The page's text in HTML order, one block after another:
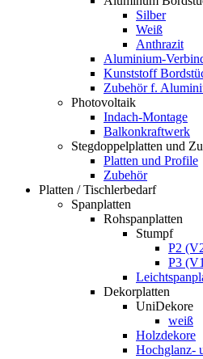
Silber
Weiß
Anthrazit
Aluminium-
Kunststoff
Zubehör f.
Photovoltaik
Indach-Montage
Balkonkraftwerk
Stegdoppelplatten und
Platten und Profile
Zubehör
Platten / Tischlerbedarf
Spanplatten
Rohspanplatten
Stumpf
P2
P3
Dekorplatten
UniDekore
weiß
Holzdekore
Hochglanz-